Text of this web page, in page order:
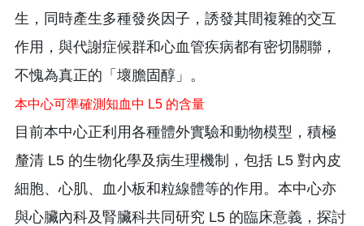
生，同時產生多種發炎因子，誘發其間複雜的交互
作用，與代謝症候群和心血管疾病都有密切關聯，
不愧為真正的「壞膽固醇」。
本中心可準確測知血中 L5 的含量
目前本中心正利用各種體外實驗和動物模型，積極
釐清 L5 的生物化學及病生理機制，包括 L5 對內皮
細胞、心肌、血小板和粒線體等的作用。本中心亦
與心臟內科及腎臟科共同研究 L5 的臨床意義，探討